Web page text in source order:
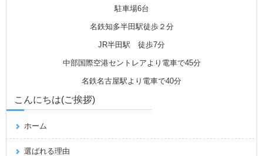
駐車場6台
名鉄知多半田駅徒歩２分
JR半田駅 徒歩7分
中部国際空港セントレアより電車で45分
名鉄名古屋駅より電車で40分
こんにちは(ご挨拶)
ホーム
選ばれる理由